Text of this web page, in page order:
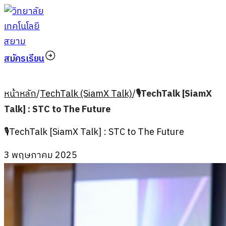
สมัครเรียน
หน้าหลัก/TechTalk (SiamX Talk)/🎙TechTalk [SiamX
Talk] : STC to The Future
🎙TechTalk [SiamX Talk] : STC to The Future
3 พฤษภาคม 2025